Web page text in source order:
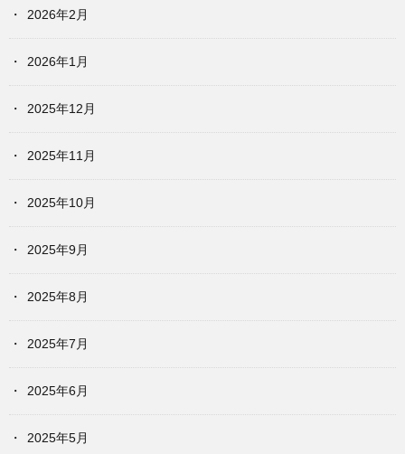
2026年2月
2026年1月
2025年12月
2025年11月
2025年10月
2025年9月
2025年8月
2025年7月
2025年6月
2025年5月